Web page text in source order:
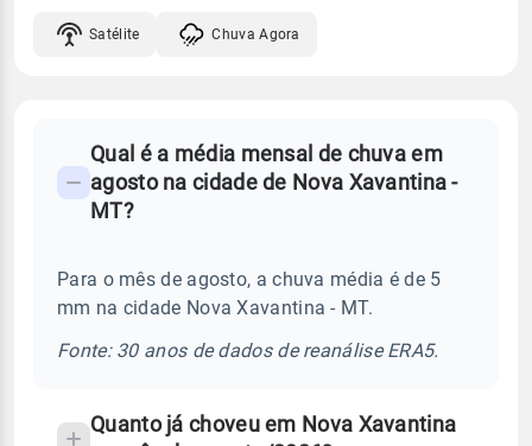
Satélite Chuva Agora
Perguntas
frequentes
chuva
temperatura
Qual é a média mensal de chuva em
agosto na cidade de Nova Xavantina -
MT?
Para o mês de agosto, a chuva média é de 5
mm na cidade Nova Xavantina - MT.
Fonte: 30 anos de dados de reanálise ERA5.
Quanto já choveu em Nova Xavantina